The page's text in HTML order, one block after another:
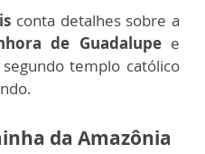
conta detalhes sobre a
de Guadalupee
templo católico
da Amazônia